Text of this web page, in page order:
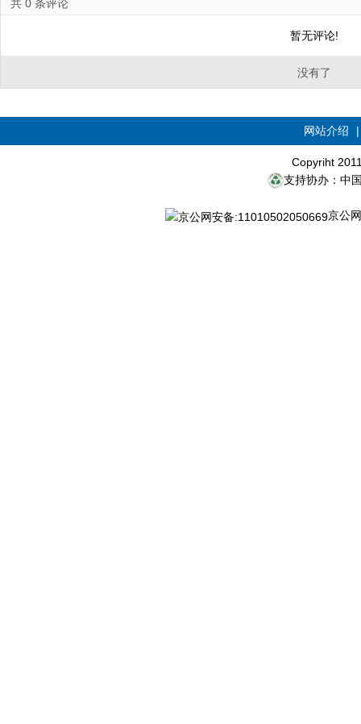
共 0 条评论
暂无评论!
没有了
网站介绍
Copyriht
支持协办：中
京公